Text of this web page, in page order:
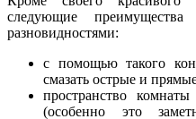
следующие
разновидностями:
с помощью такого
смазать острые и
пространство
(особенно это